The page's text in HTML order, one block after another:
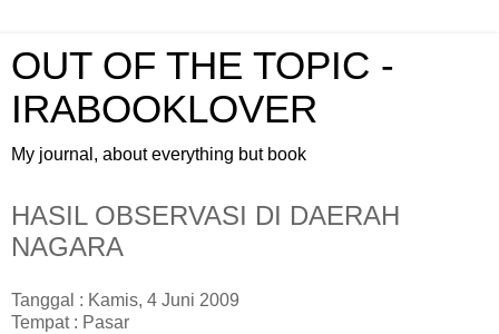
OUT OF THE TOPIC -
IRABOOKLOVER
My journal, about everything but book
HASIL OBSERVASI DI DAERAH
NAGARA
Tanggal : Kamis, 4 Juni 2009
Tempat : Pasar